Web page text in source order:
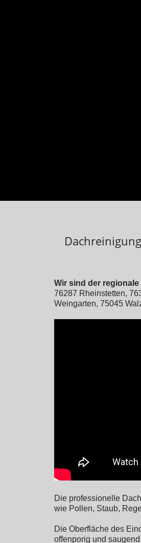
Wir sind der
76287 Rheinstetten,
Weingarten, 75045
Die professionelle
wie Pollen, Staub,
Die Oberfläche des
offenporig und